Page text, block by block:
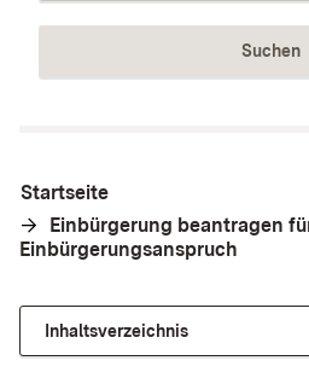
Suchen
Startseite
Einbürgerung beantragen
Einbürgerungsanspruch
Inhaltsverzeichnis